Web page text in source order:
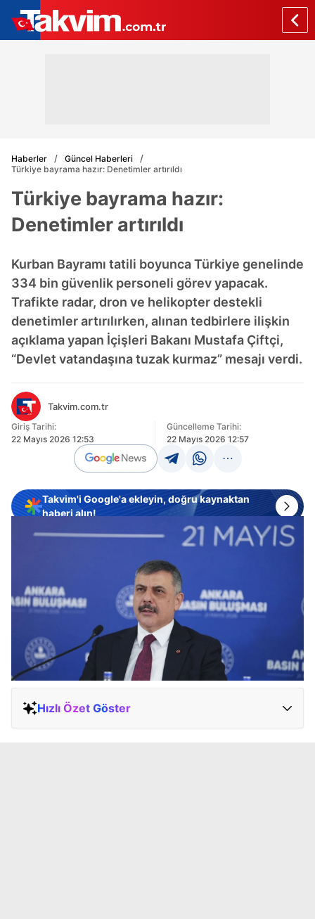
Haberler
Güncel Haberleri
Türkiye bayrama hazır: Denetimler artırıldı
Türkiye bayrama hazır:
Denetimler artırıldı
Kurban Bayramı tatili boyunca Türkiye genelinde
334 bin güvenlik personeli görev yapacak.
Trafikte radar, dron ve helikopter destekli
denetimler artırılırken, alınan tedbirlere ilişkin
açıklama yapan İçişleri Bakanı Mustafa Çiftçi,
“Devlet vatandaşına tuzak kurmaz” mesajı verdi.
Takvim.com.tr
Giriş Tarihi:
22 Mayıs 2026 12:53
Güncelleme Tarihi:
22 Mayıs 2026 12:57
Takvim'i Google'a ekleyin, doğru kaynaktan
haberi alın!
Hızlı Özet Göster